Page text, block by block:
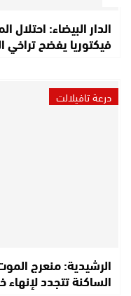
فيكتوريا يفضح
درعة تافيلالت
الرشيدية: منعرج
الساكنة تتجدد